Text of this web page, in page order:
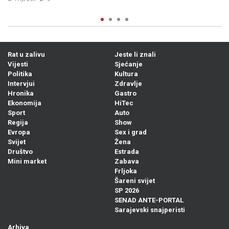
Rat u zalivu
Vijesti
Politika
Intervjui
Hronika
Ekonomija
Sport
Regija
Evropa
Svijet
Društvo
Mini market
Jeste li znali
Sjećanje
Kultura
Zdravlje
Gastro
HiTec
Auto
Show
Sex i grad
Žena
Estrada
Zabava
Frljoka
Šareni svijet
SP 2026
SENAD ANTE-PORTAL
Sarajevski snajperisti
Arhiva